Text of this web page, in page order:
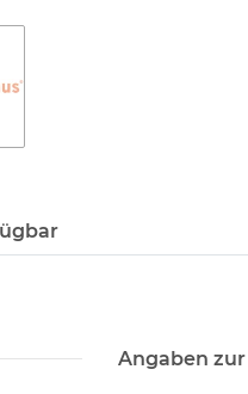
Angaben